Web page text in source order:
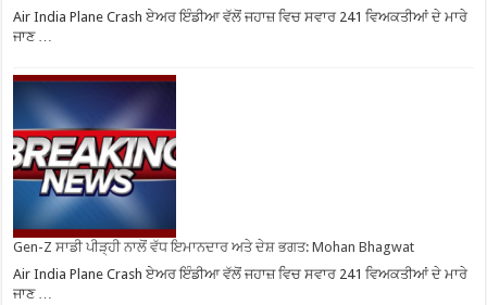
Air India Plane Crash ਏਅਰ ਇੰਡੀਆ ਵੱਲੋਂ ਜਹਾਜ਼ ਵਿਚ ਸਵਾਰ 241 ਵਿਅਕਤੀਆਂ ਦੇ ਮਾਰੇ
ਜਾਣ …
Gen-Z ਸਾਡੀ ਪੀੜ੍ਹੀ ਨਾਲੋਂ ਵੱਧ ਇਮਾਨਦਾਰ ਅਤੇ ਦੇਸ਼ ਭਗਤ: Mohan Bhagwat
Air India Plane Crash ਏਅਰ ਇੰਡੀਆ ਵੱਲੋਂ ਜਹਾਜ਼ ਵਿਚ ਸਵਾਰ 241 ਵਿਅਕਤੀਆਂ ਦੇ ਮਾਰੇ
ਜਾਣ …